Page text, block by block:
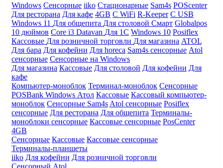
Windows Сенсорные iiko Стационарные Sam4s POScenter
Для ресторана Для кафе 4GB С WiFi R-Keeper С USB
Windows 11 Для общепита Для столовой Смарт Globalpos
10 дюймов Core i3 Datavan Для 1С Windows 10 Posiflex
Кассовые Для розничной торговли Для магазина ATOL
Для бара Для кофейни Для horeca Sam4s сенсорные Atol
сенсорные Сенсорные на Windows
Для магазина Кассовые Для столовой Для кофейни Для
кафе
Компьютер-моноблок Терминал-моноблок Сенсорные
POSBank Windows Атол Кассовые Кассовый компьютер-
моноблок Сенсорные Sam4s Atol сенсорные Posiflex
сенсорные Для ресторана Для общепита Терминалы-
моноблоки сенсорные Кассовые сенсорные PosCenter
4GB
Сенсорные Кассовые Кассовые сенсорные
Терминалы-планшеты
iiko Для кофейни Для розничной торговли
Сенсорный Atol